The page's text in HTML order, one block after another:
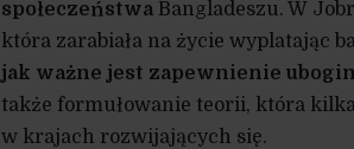
społeczeństwa Bangladeszu. W
która zarabiała na życie wyplatając
jak ważne jest zapewnienie
także formułowanie teorii, która
w krajach rozwijających się.